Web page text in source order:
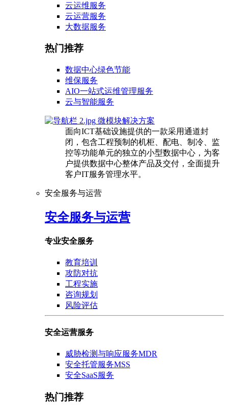
云运维服务
云运营服务
大数据服务
热门推荐
数据中心绿色节能
维保服务
AIO一站式运维管理服务
云与智能服务
微模块解决方案
面向ICT基础设施提供的一款采用通道封
闭，包含工程预制的机柜、配电、制冷、监
控等功能单元的独立的小型数据中心，为客
户提供数据中心整体产品及交付，全面提升
客户IT服务管理水平。
安全服务与运营
安全服务与运营
专业安全服务
教育培训
攻防对抗
工程实施
咨询规划
风险评估
安全运营服务
威胁检测与响应服务MDR
安全托管服务MSS
安全SaaS服务
热门推荐